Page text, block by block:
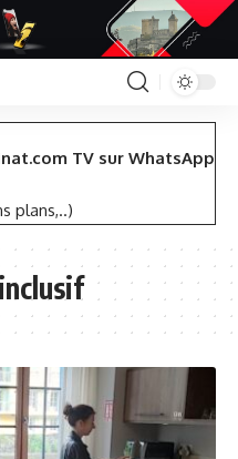
TV sur WhatsApp
plans,..)